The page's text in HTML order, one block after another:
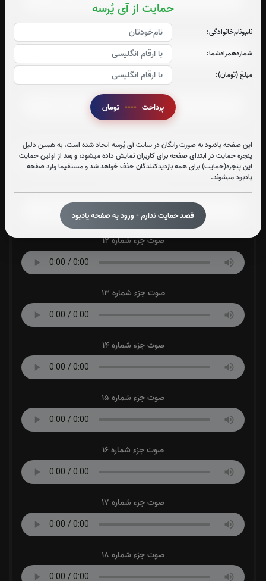
حمایت از آی پُرسه
نام‌و‌نام‌خانوادگی:
شماره‌همراه‌شما:
مبلغ (تومان):
پرداخت ----
این صفحه یادبود به صورت رایگان در سایت آی پُرسه ایجاد شده است، به همین دلیل
پنجره حمایت در ابتدای صفحه برای کاربران نمایش داده میشود، و بعد از اولین حمایت
این پنجره(حمایت) برای همه بازدیدکنندگان حذف خواهد شد و مستقیما وارد صفحه
یادبود میشوند.
قصد حمایت ندارم - ورود به صفحه یادبود
صوت جزء شماره 8
صوت جزء شماره 9
صوت جزء شماره 12
صوت جزء شماره 13
صوت جزء شماره 14
صوت جزء شماره 15
صوت جزء شماره 16
صوت جزء شماره 17
صوت جزء شماره 18